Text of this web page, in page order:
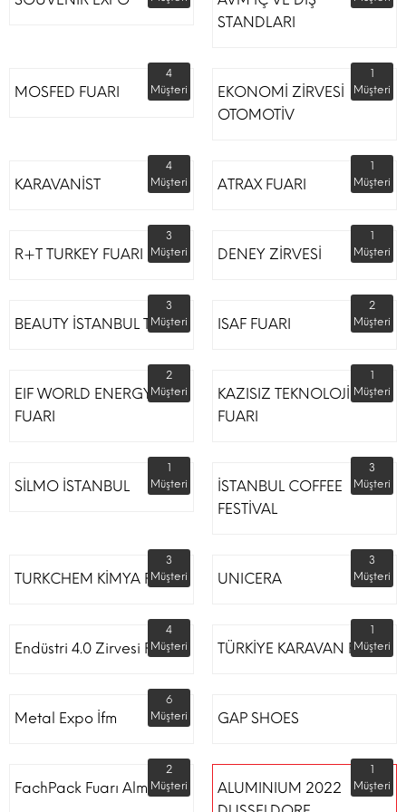
STANDLARI
MOSFED FUARI
4
Müşteri
EKONOMİ ZİRVESİ
OTOMOTİV
1
Müşteri
KARAVANİST
4
Müşteri
ATRAX FUARI
1
Müşteri
R+T TURKEY FUARI
3
Müşteri
DENEY ZİRVESİ
1
Müşteri
BEAUTY İSTANBUL TÜYAP
3
Müşteri
ISAF FUARI
2
Müşteri
EIF WORLD ENERGY
FUARI
2
Müşteri
KAZISIZ TEKNOLOJİLER
FUARI
1
Müşteri
SİLMO İSTANBUL
1
Müşteri
İSTANBUL COFFEE
FESTİVAL
3
Müşteri
TURKCHEM KİMYA FUARI
3
Müşteri
UNICERA
3
Müşteri
Endüstri 4.0 Zirvesi Fuarı
4
Müşteri
TÜRKİYE KARAVAN FUARI
1
Müşteri
Metal Expo İfm
6
Müşteri
GAP SHOES
FachPack Fuarı Almanya
2
Müşteri
ALUMINIUM 2022
1
Müşteri